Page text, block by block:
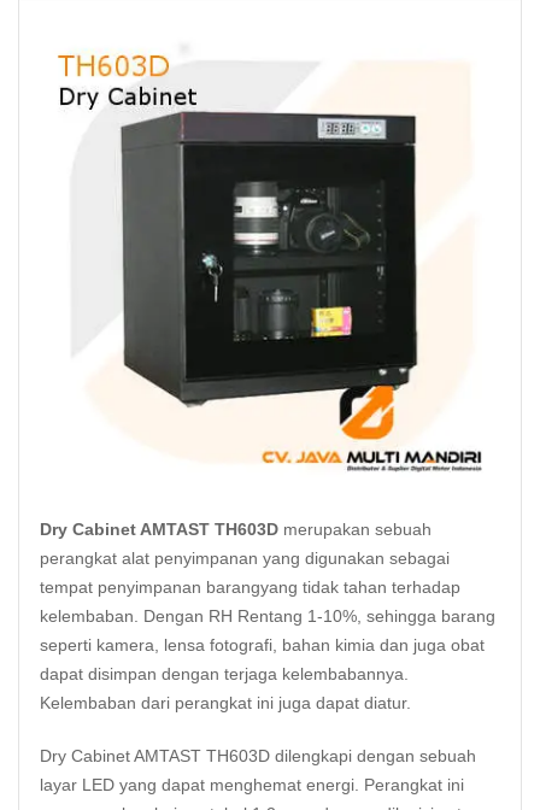
Dry Cabinet AMTAST TH603D merupakan sebuah
perangkat alat penyimpanan yang digunakan sebagai
tempat penyimpanan barangyang tidak tahan terhadap
kelembaban. Dengan RH Rentang 1-10%, sehingga barang
seperti kamera, lensa fotografi, bahan kimia dan juga obat
dapat disimpan dengan terjaga kelembabannya.
Kelembaban dari perangkat ini juga dapat diatur.
Dry Cabinet AMTAST TH603D dilengkapi dengan sebuah
layar LED yang dapat menghemat energi. Perangkat ini